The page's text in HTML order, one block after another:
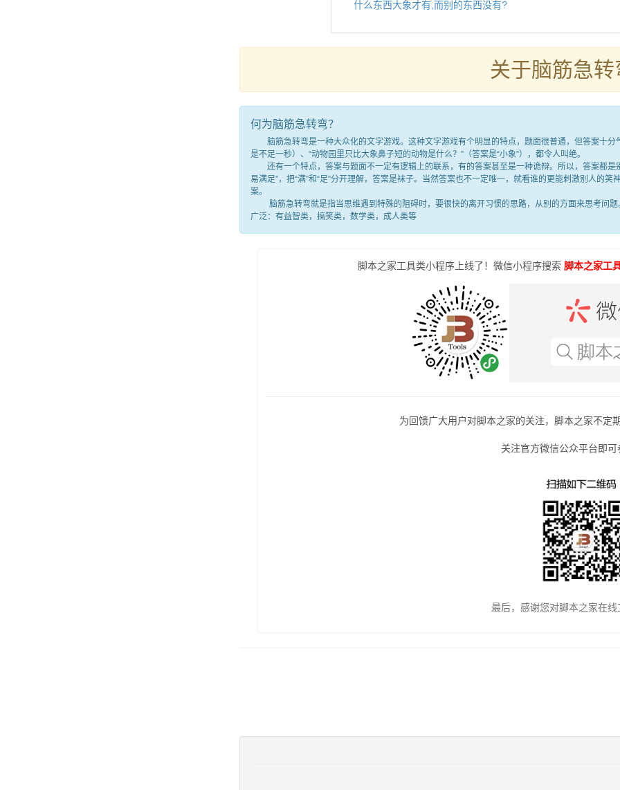
什么东西大象才有,而别的东西没有?
关于脑筋急
何为脑筋急转弯？
脑筋急转弯是一种大众化的文字游戏。这种文字游戏有个明显的特点，题面很普通，但答案十分
是不足一秒）、“动物园里只比大象鼻子短的动物是什么？”（答案是“小象”），都令人叫绝。
还有一个特点，答案与题面不一定有逻辑上的联系，有的答案甚至是一种诡辩。所以，答案都是
易满足”，把“满”和“足”分开理解，答案是袜子。当然答案也不一定唯一，就看谁的更能刺激别人的
案。
脑筋急转弯就是指当思维遇到特殊的阻碍时，要很快的离开习惯的思路，从别的方面来思考问
广泛：有益智类，搞笑类，数学类，成人类等
脚本之家工具类小程序上线了！微信小程序搜索 脚本之家工
为回馈广大用户对脚本之家的关注，脚本之家不定
关注官方微信公众平台即可
最后，感谢您对脚本之家在线